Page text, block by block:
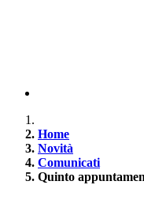
Home
Novità
Comunicati
Quinto